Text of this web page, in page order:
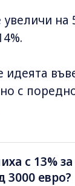
на
с
с 13%
3000 евро?